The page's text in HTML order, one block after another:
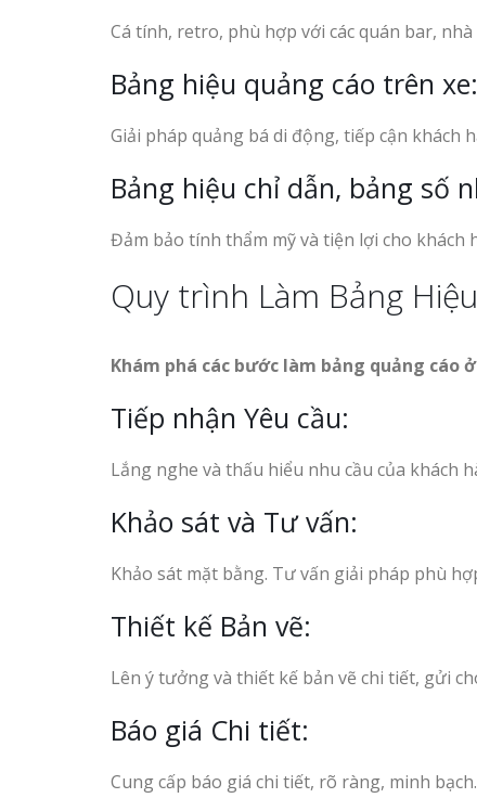
Cá tính, retro, phù hợp với các quán bar,
Bảng hiệu quảng cáo trên xe:
Giải pháp quảng bá di động, tiếp cận khách
Bảng hiệu chỉ dẫn, bảng số
Đảm bảo tính thẩm mỹ và tiện lợi cho khách
Quy trình Làm Bảng
Khám phá các bước làm bảng quảng cáo
Tiếp nhận Yêu cầu:
Lắng nghe và thấu hiểu nhu cầu của khách
Khảo sát và Tư vấn:
Khảo sát mặt bằng. Tư vấn giải pháp phù
Thiết kế Bản vẽ:
Lên ý tưởng và thiết kế bản vẽ chi tiết, gửi
Báo giá Chi tiết:
Cung cấp báo giá chi tiết, rõ ràng, minh bạch.